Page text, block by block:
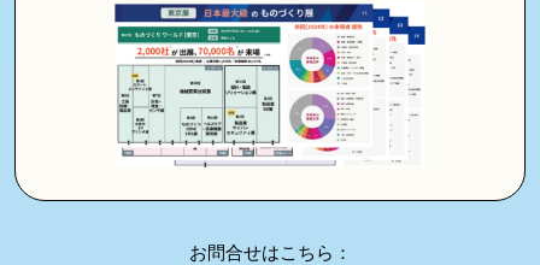
お問合せはこちら：